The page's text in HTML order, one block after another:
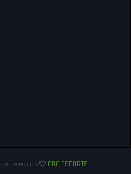
reservados CBC ESPORTS